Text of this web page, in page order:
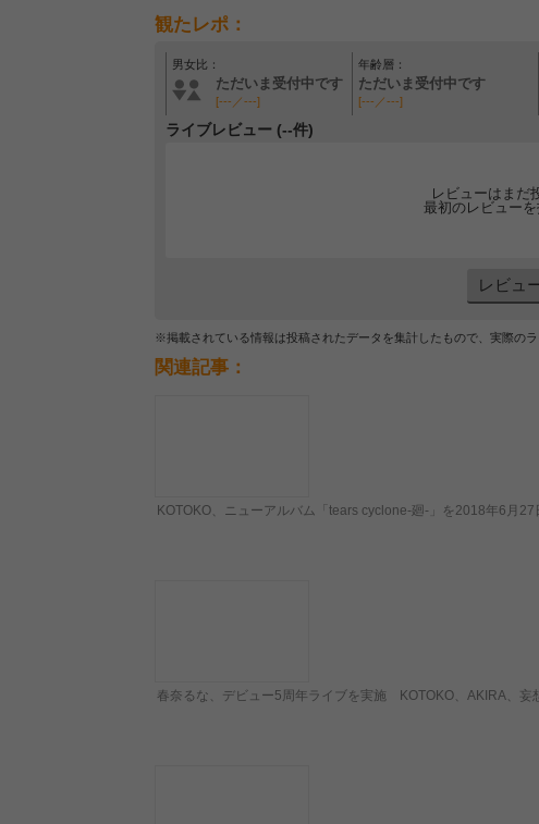
観たレポ：
男女比：
ただいま受付中です
[---／---]
年齢層：
ただいま受付中です
[---／---]
ライブレビュー (--件)
レビューはまだ
最初のレビュー
レビュ
※掲載されている情報は投稿されたデータを集計したもので、実際のラ
関連記事：
KOTOKO、ニューアルバム「tears cyclone-廻-」を2018年6月
春奈るな、デビュー5周年ライブを実施 KOTOKO、AKIRA、妄